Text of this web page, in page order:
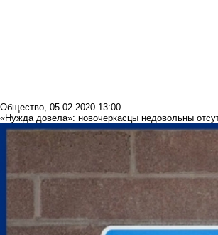
Общество, 05.02.2020 13:00
«Нужда довела»: новочеркасцы недовольны